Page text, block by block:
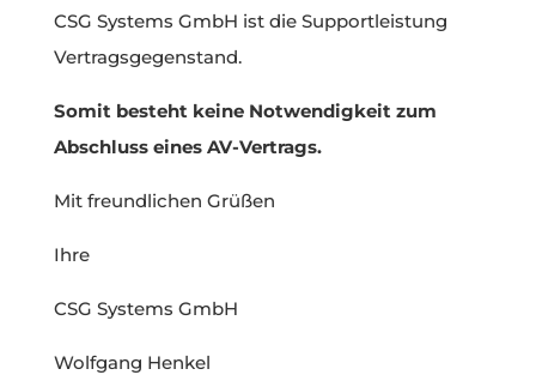
CSG Systems GmbH ist die Supportleistung
Vertragsgegenstand.
Somit besteht keine Notwendigkeit zum
Abschluss eines AV-Vertrags.
Mit freundlichen Grüßen
Ihre
CSG Systems GmbH
Wolfgang Henkel